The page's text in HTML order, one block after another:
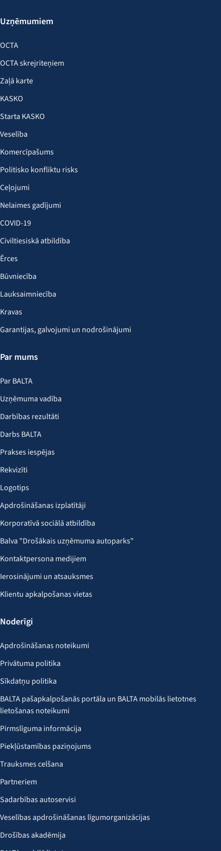
Uzņēmumiem
OCTA
OCTA skrejriteņiem
Zaļā karte
KASKO
Starta KASKO
Veselība
Komercīpašums
Politisko konfliktu risks
Ceļojumi
Nelaimes gadījumi
COVID-19
Civiltiesiskā atbildība
Ērces
Būvniecība
Lauksaimniecība
Kravas
Garantijas, galvojumi un nodrošinājumi
Par mums
Par BALTA
Uzņēmuma vadība
Darbības rezultāti
Darbs BALTA
Prakses iespējas
Rekvizīti
Logotips
Apdrošināšanas izplatītāji
Korporatīvā sociālā atbildība
Balva "Drošākais uzņēmuma autoparks"
Kontaktpersona medijiem
Ierosinājumi un atsauksmes
Klientu apkalpošanas vietas
Noderīgi
Apdrošināšanas noteikumi
Privātuma politika
Sīkdatņu politika
BALTA pašapkalpošanās portāla un BALTA mobilās lietotnes
lietošanas noteikumi
Pirmslīguma informācija
Piekļūstamības paziņojums
Trauksmes celšana
Partneriem
Sadarbības autoservisi
Veselības apdrošināšanas līgumorganizācijas
Drošības akadēmija